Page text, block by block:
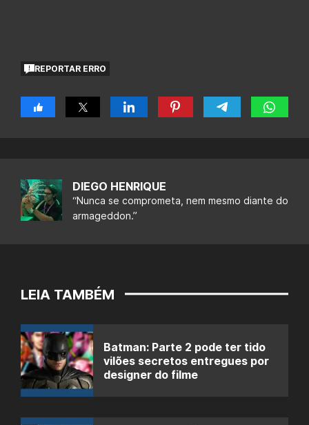
REPORTAR ERRO
DIEGO HENRIQUE
“Nunca se comprometa, nem mesmo diante do
armageddon.”
LEIA TAMBÉM
Batman: Parte 2 pode ter tido
vilões secretos entregues por
designer do filme